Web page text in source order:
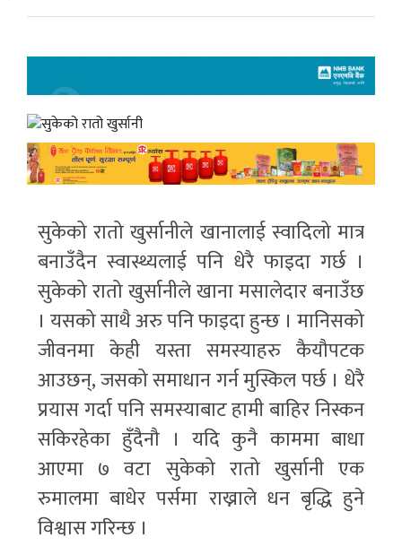
सुकेको रातो खुर्सानीले खानालाई स्वादिलो मात्र
बनाउँदैन स्वास्थ्यलाई पनि धेरै फाइदा गर्छ ।
सुकेको रातो खुर्सानीले खाना मसालेदार बनाउँछ
। यसको साथै अरु पनि फाइदा हुन्छ । मानिसको
जीवनमा केही यस्ता समस्याहरु कैयौपटक
आउछन्, जसको समाधान गर्न मुस्किल पर्छ । धेरै
प्रयास गर्दा पनि समस्याबाट हामी बाहिर निस्कन
सकिरहेका हुँदैनौ । यदि कुनै काममा बाधा
आएमा ७ वटा सुकेको रातो खुर्सानी एक
रुमालमा बाधेर पर्समा राख्नाले धन बृद्धि हुने
विश्वास गरिन्छ ।